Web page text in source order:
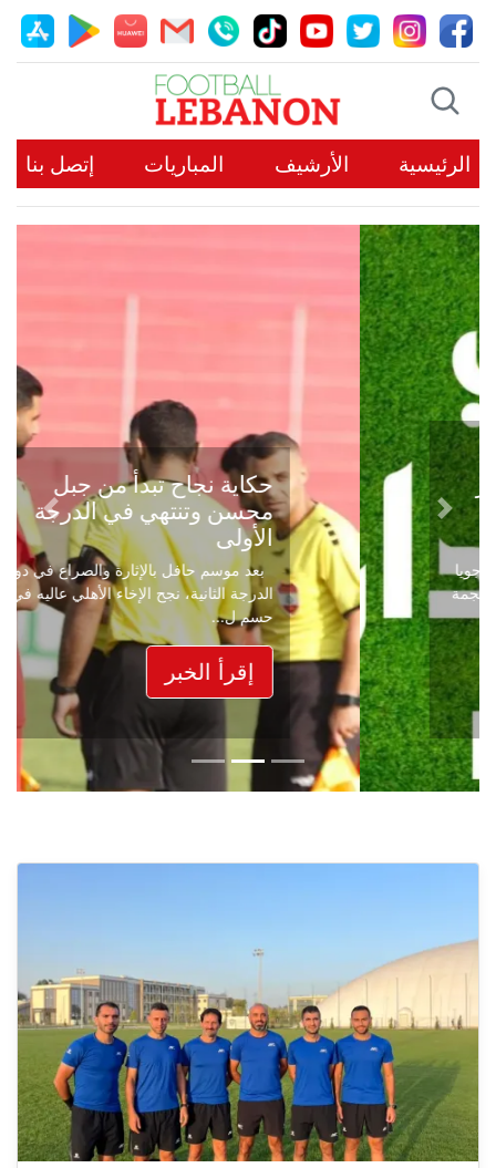
الرئيسية الأرشيف المباريات إتصل بنا
حكاية نجاح تبدأ من جبل
محسن وتنتهي في الدرجة
الأولى
بعد موسم حافل بالإثارة والصراع في دوري
الدرجة الثانية، نجح الإخاء الأهلي عاليه في
حسم ل...
إقرأ الخبر
Previous
Next